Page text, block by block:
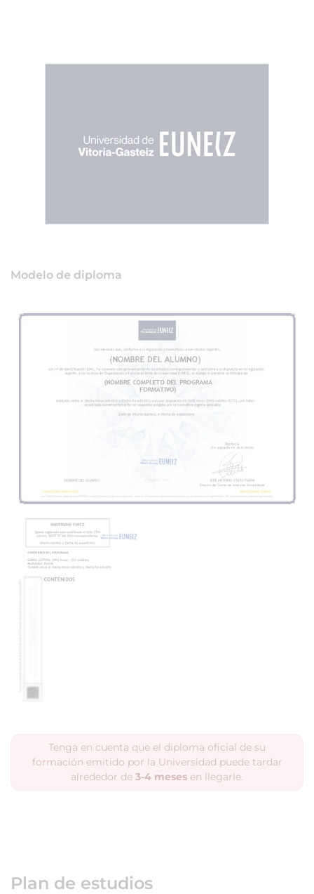
Modelo de diploma
Tenga en cuenta que el diploma oficial de su
formación emitido por la Universidad puede tardar
alrededor de 3-4 meses en llegarle.
Plan de estudios